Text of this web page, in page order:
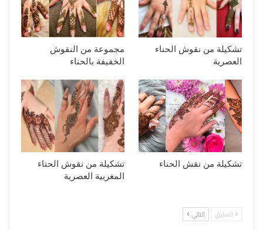
تشكيلة من نقوش الحناء
العصرية
مجموعة من النقوش
الخفيفة بالحناء
تشكيلة من نقش الحناء
تشكيلة من نقوش الحناء
المغربية العصرية
السابق التالي